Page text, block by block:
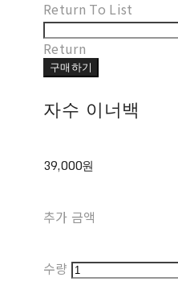
Return To List
Return
구매하기
자수 이너백
39,000원
추가 금액
수량